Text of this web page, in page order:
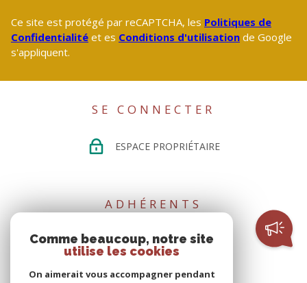
Ce site est protégé par reCAPTCHA, les Politiques de
Confidentialité et es Conditions d'utilisation de Google
s'appliquent.
SE CONNECTER
ESPACE PROPRIÉTAIRE
ADHÉRENTS
Comme beaucoup, notre site
utilise les cookies
On aimerait vous accompagner pendant